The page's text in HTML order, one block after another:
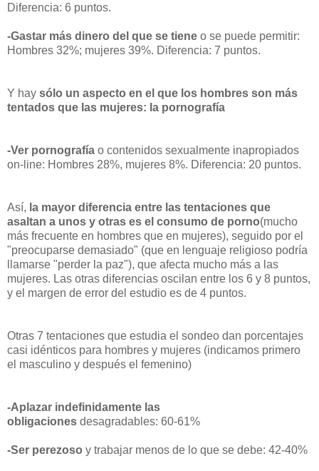
Diferencia: 6 puntos.
-Gastar más dinero del que se tiene o se puede permitir:
Hombres 32%; mujeres 39%. Diferencia: 7 puntos.
Y hay sólo un aspecto en el que los hombres son más
tentados que las mujeres: la pornografía
-Ver pornografía o contenidos sexualmente inapropiados
on-line: Hombres 28%, mujeres 8%. Diferencia: 20 puntos.
Así, la mayor diferencia entre las tentaciones que
asaltan a unos y otras es el consumo de porno(mucho
más frecuente en hombres que en mujeres), seguido por el
"preocuparse demasiado" (que en lenguaje religioso podría
llamarse "perder la paz"), que afecta mucho más a las
mujeres. Las otras diferencias oscilan entre los 6 y 8 puntos,
y el margen de error del estudio es de 4 puntos.
Otras 7 tentaciones que estudia el sondeo dan porcentajes
casi idénticos para hombres y mujeres (indicamos primero
el masculino y después el femenino)
-Aplazar indefinidamente las
obligaciones desagradables: 60-61%
-Ser perezoso y trabajar menos de lo que se debe: 42-40%